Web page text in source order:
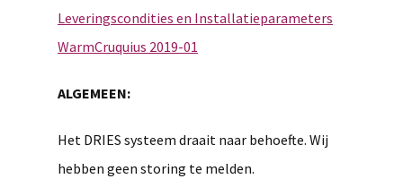
Leveringscondities en Installatieparameters
WarmCruquius 2019-01
ALGEMEEN:
Het DRIES systeem draait naar behoefte. Wij
hebben geen storing te melden.